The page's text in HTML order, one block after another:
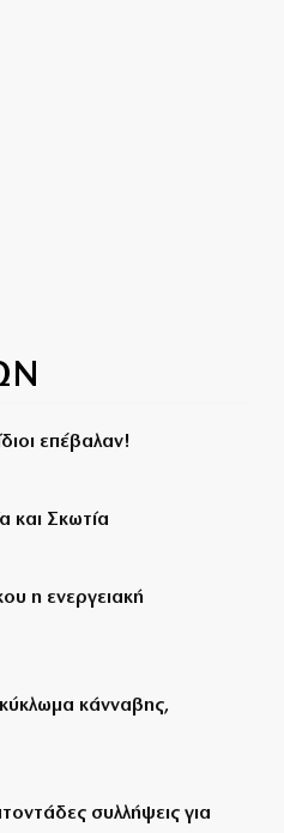
επέβαλαν!
και Σκωτία
η ενεργειακή
κάνναβης,
συλλήψεις για